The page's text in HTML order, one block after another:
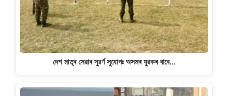
দেশ মাতৃৰ সেৱাৰ সুৱৰ্ণ সুযোগঃ অসমৰ যুৱকৰ বাবে…